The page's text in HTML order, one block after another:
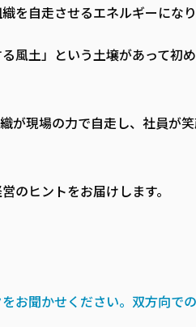
を自走させるエネルギーになり
風土」という土壌があって初
が現場の力で自走し、社員が
のヒントをお届けします。
お聞かせください。双方向で